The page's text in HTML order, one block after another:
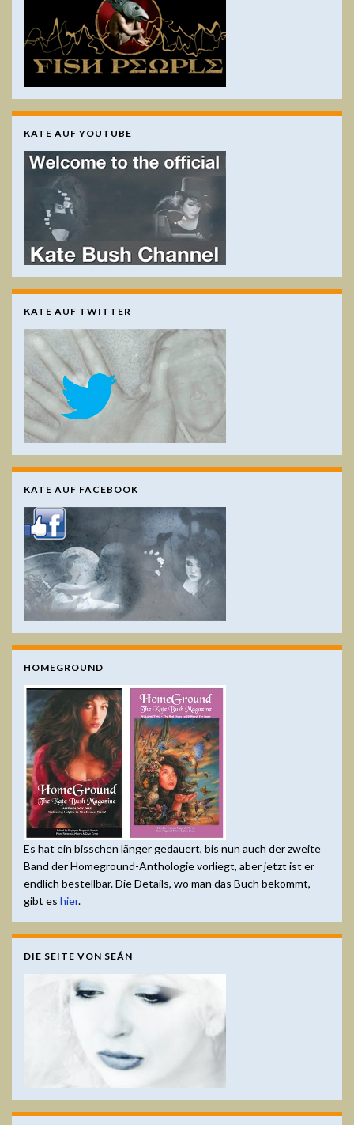
KATE AUF YOUTUBE
KATE AUF TWITTER
KATE AUF FACEBOOK
HOMEGROUND
Es hat ein bisschen länger gedauert, bis nun auch der zweite
Band der Homeground-Anthologie vorliegt, aber jetzt ist er
endlich bestellbar. Die Details, wo man das Buch bekommt,
gibt es hier.
DIE SEITE VON SEÁN